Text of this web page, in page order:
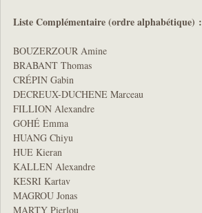
Liste Complémentaire (ordre alphabétique) :
BOUZERZOUR Amine
BRABANT Thomas
CRÉPIN Gabin
DECREUX-DUCHENE Marceau
FILLION Alexandre
GOHÉ Emma
HUANG Chiyu
HUE Kieran
KALLEN Alexandre
KESRI Kartav
MAGROU Jonas
MARTY Pierlou